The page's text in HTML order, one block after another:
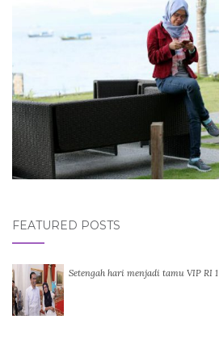
FEATURED POSTS
Setengah hari menjadi tamu VIP RI 1